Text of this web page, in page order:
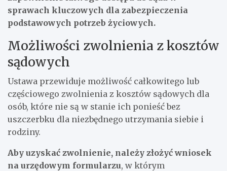
sprawach kluczowych dla zabezpieczenia
podstawowych potrzeb życiowych.
Możliwości zwolnienia z kosztów
sądowych
Ustawa przewiduje możliwość całkowitego lub
częściowego zwolnienia z kosztów sądowych dla
osób, które nie są w stanie ich ponieść bez
uszczerbku dla niezbędnego utrzymania siebie i
rodziny.
Aby uzyskać zwolnienie, należy złożyć wniosek
na urzędowym formularzu, w którym